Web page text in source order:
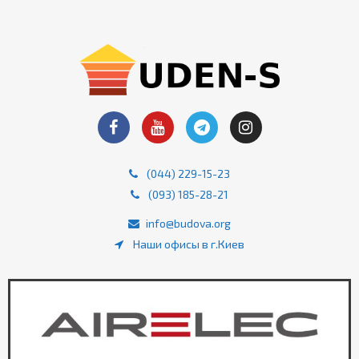
(044) 229-15-23
(093) 185-28-21
info@budova.org
Наши офисы в г.Киев